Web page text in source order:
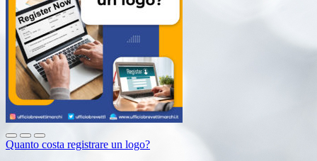
Quanto costa registrare un logo?